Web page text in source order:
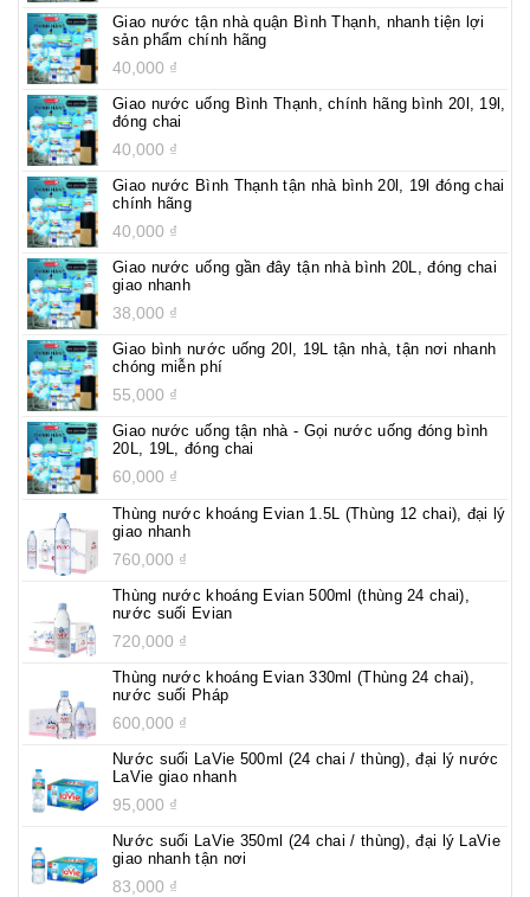
Giao nước tận nhà quận Bình Thạnh, nhanh tiện lợi
sản phẩm chính hãng
40,000 ₫
Giao nước uống Bình Thạnh, chính hãng bình 20l, 19l,
đóng chai
40,000 ₫
Giao nước Bình Thạnh tận nhà bình 20l, 19l đóng chai
chính hãng
40,000 ₫
Giao nước uống gần đây tận nhà bình 20L, đóng chai
giao nhanh
38,000 ₫
Giao bình nước uống 20l, 19L tận nhà, tận nơi nhanh
chóng miễn phí
55,000 ₫
Giao nước uống tận nhà - Gọi nước uống đóng bình
20L, 19L, đóng chai
60,000 ₫
Thùng nước khoáng Evian 1.5L (Thùng 12 chai), đại lý
giao nhanh
760,000 ₫
Thùng nước khoáng Evian 500ml (thùng 24 chai),
nước suối Evian
720,000 ₫
Thùng nước khoáng Evian 330ml (Thùng 24 chai),
nước suối Pháp
600,000 ₫
Nước suối LaVie 500ml (24 chai / thùng), đại lý nước
LaVie giao nhanh
95,000 ₫
Nước suối LaVie 350ml (24 chai / thùng), đại lý LaVie
giao nhanh tận nơi
83,000 ₫